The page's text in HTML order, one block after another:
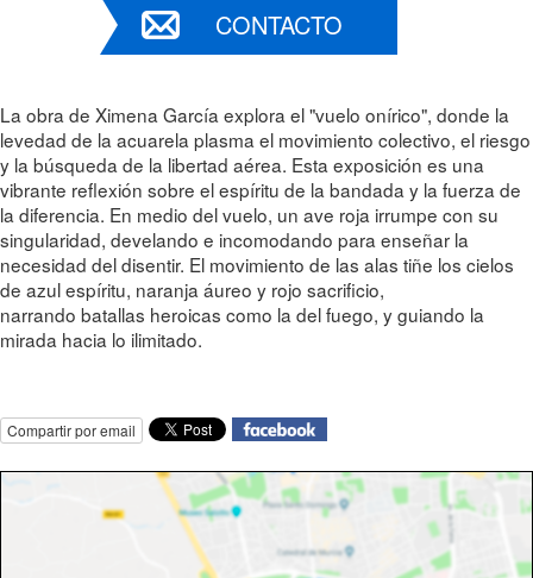
CONTACTO
La obra de Ximena García explora el "vuelo onírico", donde la
levedad de la acuarela plasma el movimiento colectivo, el riesgo
y la búsqueda de la libertad aérea. Esta exposición es una
vibrante reflexión sobre el espíritu de la bandada y la fuerza de
la diferencia. En medio del vuelo, un ave roja irrumpe con su
singularidad, develando e incomodando para enseñar la
necesidad del disentir. El movimiento de las alas tiñe los cielos
de azul espíritu, naranja áureo y rojo sacrificio,
narrando batallas heroicas como la del fuego, y guiando la
mirada hacia lo ilimitado.
Compartir por email